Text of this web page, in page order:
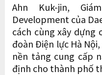
Ahn Kuk-jin,
Development của
cách cùng xây dựng
đoàn Điện lực Hà
nền tảng cung cấp
định cho thành phố